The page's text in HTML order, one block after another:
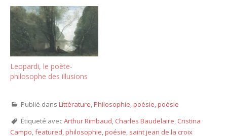
Leopardi, le poète-
philosophe des illusions
Publié dans Littérature,Philosophie,poésie,poésie
Étiqueté avecArthur Rimbaud, Charles Baudelaire, Cristina
Campo,featured,philosophie,poésie, saint jean de la croix